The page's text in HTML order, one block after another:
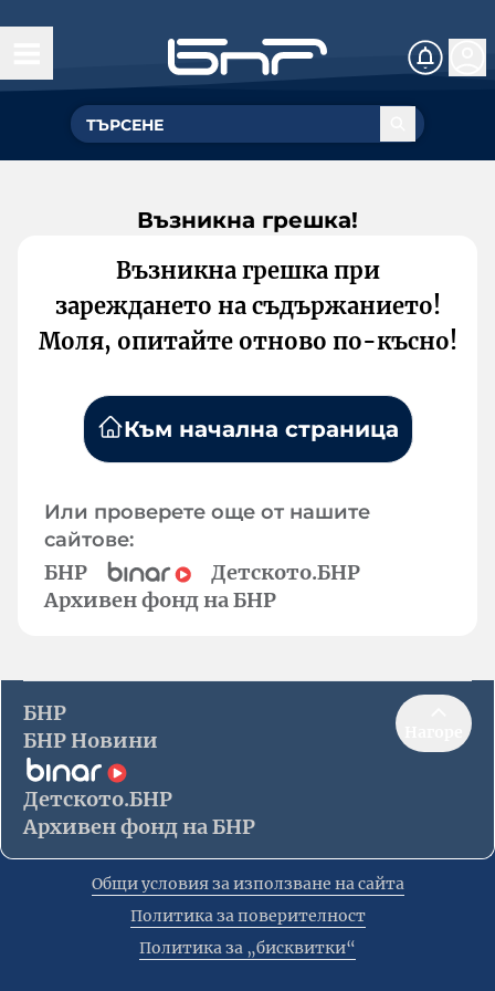
Възникна грешка!
Възникна грешка при
зареждането на съдържанието!
Моля, опитайте отново по-късно!
Към начална страница
Или проверете още от нашите
сайтове:
БНР
Детското.БНР
Архивен фонд на БНР
БНР
БНР Новини
Детското.БНР
Архивен фонд на БНР
Общи условия за използване на сайта
Политика за поверителност
Политика за „бисквитки“